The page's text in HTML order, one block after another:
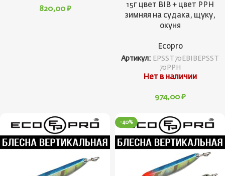
820,00 ₽
15г цвет BIB + цвет PPH
зимняя на судака, щуку,
окуня
Ecopro
Артикул: EPSST70EBIBEPSST
70PPH
Нет в наличии
974,00 ₽
-40%